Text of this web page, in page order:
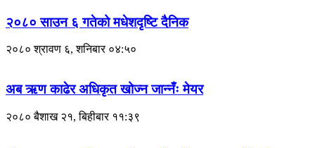
२०८० साउन ६ गतेको मधेशदृष्टि दैनिक
२०८० श्रावण ६, शनिबार ०४:५०
अब ऋण काढेर अधिकृत खोज्न जान्नँः मेयर
२०८० बैशाख २१, बिहीबार ११:३९